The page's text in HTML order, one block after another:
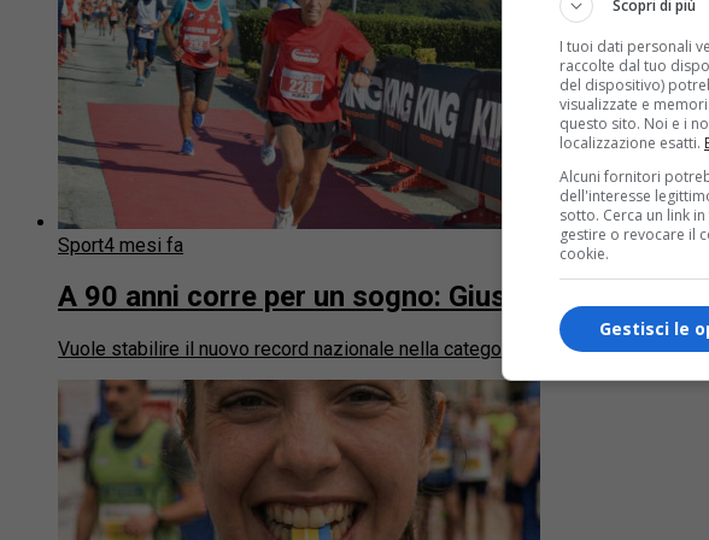
Sport4 mesi fa
A 90 anni corre per un sogno: Giuseppe
Vuole stabilire il nuovo record nazionale nella categoria over 80
Scopri di più
I tuoi dati personali
raccolte dal tuo
del dispositivo)
visualizzate e
questo sito. Noi e i
localizzazione esatti.
Alcuni fornitori
dell'interesse
sotto. Cerca un link
gestire o revocare il
cookie.
Gestisci le